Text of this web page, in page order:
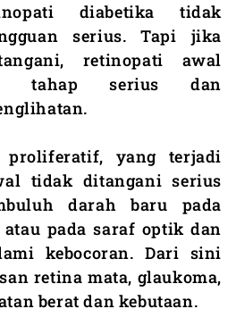
diabetika tidak
serius. Tapi jika
retinopati awal
tahap serius dan
proliferatif, yang terjadi
tidak ditangani serius
darah baru pada
pada saraf optik dan
kebocoran. Dari sini
retina mata, glaukoma,
berat dan kebutaan.